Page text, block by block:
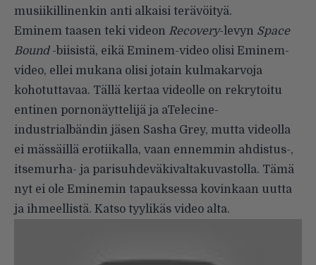
musiikillinenkin anti alkaisi terävöityä.
Eminem taasen teki videon Recovery-levyn Space
Bound-biisistä, eikä Eminem-video olisi Eminem-
video, ellei mukana olisi jotain kulmakarvoja
kohotuttavaa. Tällä kertaa videolle on rekrytoitu
entinen pornonäyttelijä ja aTelecine-
industrialbändin jäsen Sasha Grey, mutta videolla
ei mässäillä erotiikalla, vaan ennemmin ahdistus-,
itsemurha- ja parisuhdeväkivaltakuvastolla. Tämä
nyt ei ole Eminemin tapauksessa kovinkaan uutta
ja ihmeellistä. Katso tyylikäs video alta.